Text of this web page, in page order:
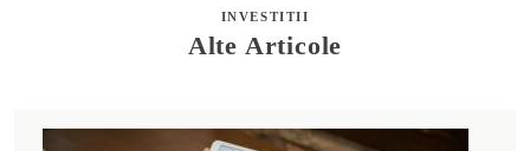
INVESTITII
Alte Articole